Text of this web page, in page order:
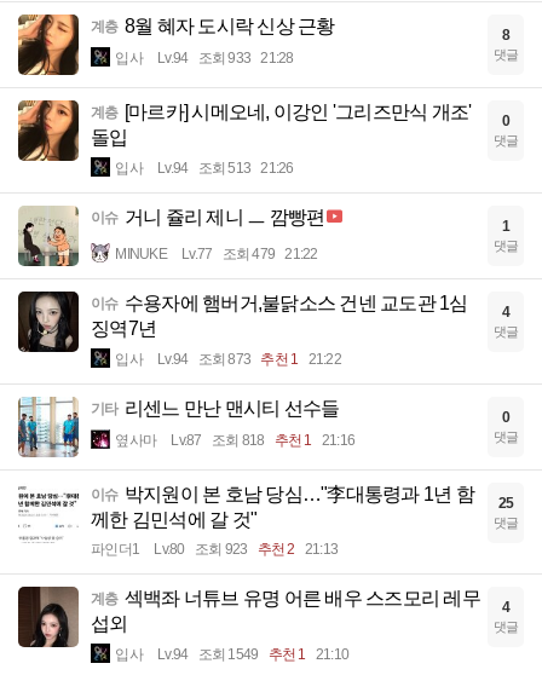
계층 8월 혜자 도시락 신상 근황
입사 Lv.94 조회 933 21:28
8
댓글
계층 [마르카] 시메오네, 이강인 '그리즈만식 개조'
돌입
입사 Lv.94 조회 513 21:26
0
댓글
이슈 거니 쥴리 제니 ㅡ 깜빵편
MINUKE Lv.77 조회 479 21:22
1
댓글
이슈 수용자에 햄버거,불닭소스 건넨 교도관 1심
징역7년
입사 Lv.94 조회 873 추천 1 21:22
4
댓글
기타 리센느 만난 맨시티 선수들
옆사마 Lv.87 조회 818 추천 1 21:16
0
댓글
이슈 박지원이 본 호남 당심…"李대통령과 1년 함
께한 김민석에 갈 것"
파인더1 Lv.80 조회 923 추천 2 21:13
25
댓글
계층 섹백좌 너튜브 유명 어른 배우 스즈모리 레무
섭외
입사 Lv.94 조회 1549 추천 1 21:10
4
댓글